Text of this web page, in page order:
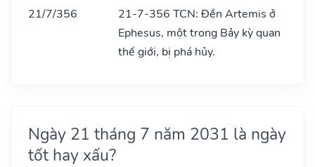
21/7/356
21-7-356 TCN: Đền Artemis ở
Ephesus, một trong Bảy kỳ quan
thế giới, bị phá hủy.
Ngày 21 tháng 7 năm 2031 là ngày
tốt hay xấu?